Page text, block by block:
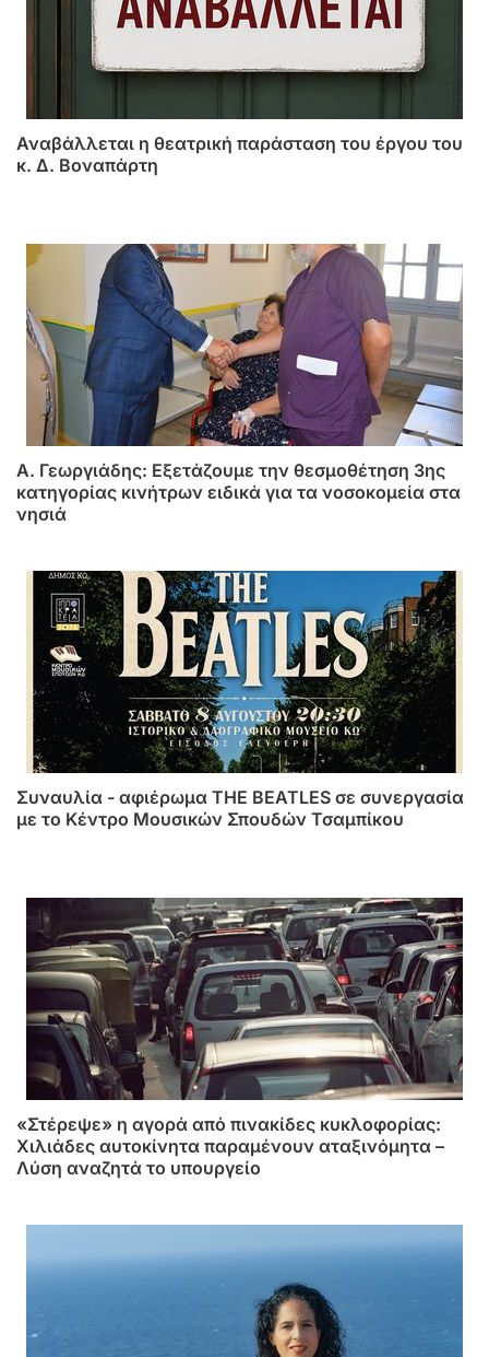
Αναβάλλεται η θεατρική παράσταση του έργου του
κ. Δ. Βοναπάρτη
A. Γεωργιάδης: Eξετάζουμε την θεσμοθέτηση 3ης
κατηγορίας κινήτρων ειδικά για τα νοσοκομεία στα
νησιά
Συναυλία - αφιέρωμα THE BEATLES σε συνεργασία
με το Κέντρο Μουσικών Σπουδών Τσαμπίκου
«Στέρεψε» η αγορά από πινακίδες κυκλοφορίας:
Χιλιάδες αυτοκίνητα παραμένουν αταξινόμητα –
Λύση αναζητά το υπουργείο